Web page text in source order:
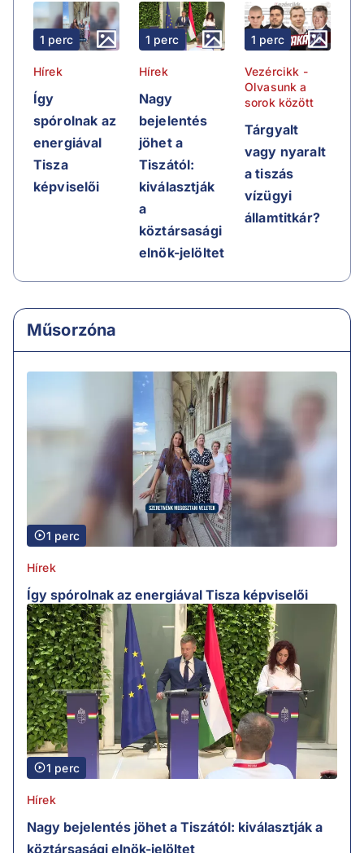
1 perc
Hírek
Így
spórolnak az
energiával
Tisza
képviselői
1 perc
Hírek
Nagy
bejelentés
jöhet a
Tiszától:
kiválasztják
a
köztársasági
elnök-jelöltet
1 perc
Vezércikk -
Olvasunk a
sorok között
Tárgyalt
vagy nyaralt
a tiszás
vízügyi
államtitkár?
Műsorzóna
1 perc
Hírek
Így spórolnak az energiával Tisza képviselői
1 perc
Hírek
Nagy bejelentés jöhet a Tiszától: kiválasztják a
köztársasági elnök-jelöltet